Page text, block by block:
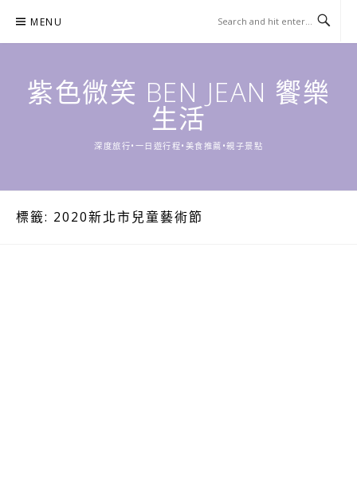
content
MENU
紫色微笑 BEN JEAN 饗樂
生活
深度旅行•一日遊行程•美食推薦•親子景點
標籤: 2020新北市兒童藝術節